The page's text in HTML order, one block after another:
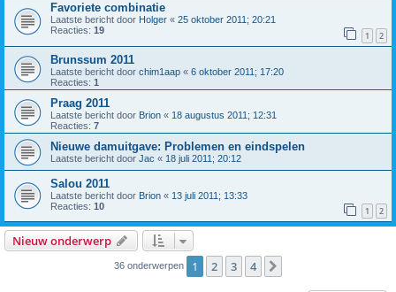
Favoriete combinatie
Laatste bericht door Holger « 25 oktober 2011; 20:21
Reacties: 19 1 2
Brunssum 2011
Laatste bericht door chim1aap « 6 oktober 2011; 17:20
Reacties: 1
Praag 2011
Laatste bericht door Brion « 18 augustus 2011; 12:31
Reacties: 7
Nieuwe damuitgave: Problemen en eindspelen
Laatste bericht door Jac « 18 juli 2011; 20:12
Salou 2011
Laatste bericht door Brion « 13 juli 2011; 13:33
Reacties: 10 1 2
Nieuw onderwerp
36 onderwerpen 1 2 3 4